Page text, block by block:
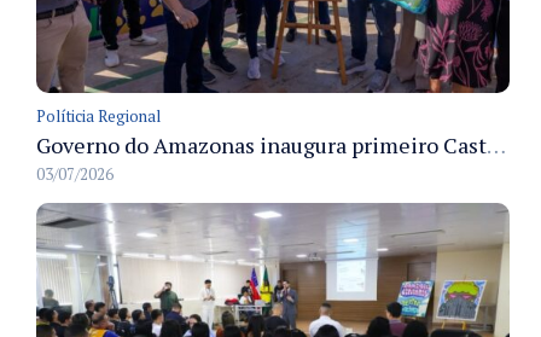
Políticia Regional
Governo do Amazonas inaugura primeiro Castramóvel Fluvial para atendimento veterinário às comunidades ribeirinhas e castração gratuita
03/07/2026